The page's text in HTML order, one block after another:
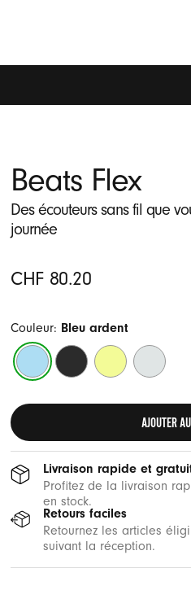
Beats Flex
Des écouteurs sans fil que
journée
Original
CHF 80.20
Couleur: Bleu ardent
Bleu
ardent
Noir
Beats
Jaune
Yuzu
Gris
cendré
AJOUTER
Livraison rapide et
Profitez de la livraison
en stock.
Retours faciles
Retournez les articles
suivant la réception.